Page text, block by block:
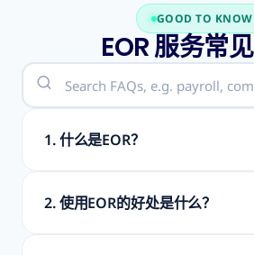
GOOD TO KNOW
EOR 服务常
1. 什么是EOR？
2. 使用EOR的好处是什么？